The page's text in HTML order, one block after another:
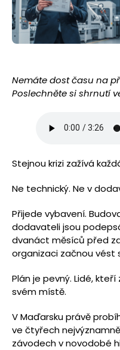
Nemáte dost času na
Poslechněte si shrnutí
Stejnou krizi zažívá
Ne technický. Ne v
Přijede vybavení.
dodavateli jsou
dvanáct měsíců před
organizaci začnou vést
Plán je pevný. Lidé,
svém místě.
V Maďarsku právě
ve čtyřech
závodech v novodobé